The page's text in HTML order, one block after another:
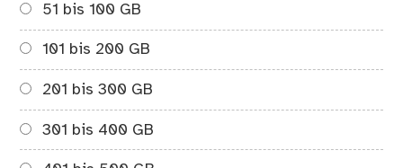
51 bis 100 GB
101 bis 200 GB
201 bis 300 GB
301 bis 400 GB